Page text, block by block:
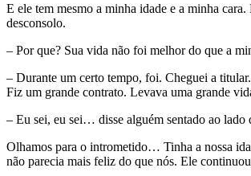
E ele tem mesmo a minha idade e a minha cara.
desconsolo.
– Por que? Sua vida não foi melhor do que a
– Durante um certo tempo, foi. Cheguei a
Fiz um grande contrato. Levava uma grande
– Eu sei, eu sei… disse alguém sentado ao lado
Olhamos para o intrometido… Tinha a nossa
não parecia mais feliz do que nós. Ele